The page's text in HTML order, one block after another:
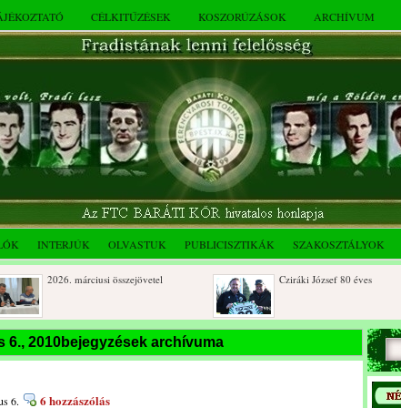
CÉLKITŰZÉSEK KOSZORÚZÁSOK ARCHÍVUM
INTERJÚK OLVASTUK PUBLICISZTIKÁK SZAKOSZTÁLYOK
2026. márciusi összejövetel Cziráki József 80 éves
Dálnoki József 90 éves
Albert Flórián sírjának
6., 2010bejegyzések archívuma
6. 6 hozzászólás